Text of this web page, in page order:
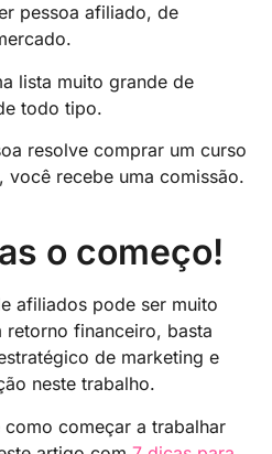
pessoa afiliado, de
lista muito grande de
todo tipo.
resolve comprar um curso
você recebe uma comissão.
o começo!
afiliados pode ser muito
financeiro, basta
de marketing e
neste trabalho.
começar a trabalhar